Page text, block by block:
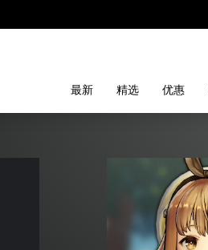
最新 精选 优惠